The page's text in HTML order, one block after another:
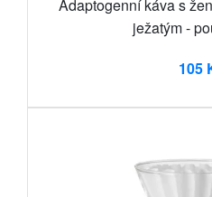
Adaptogenní káva s
ježatým -
105